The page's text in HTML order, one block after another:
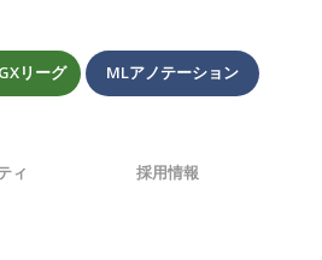
リーグ MLアノテーション
ィ 採用情報